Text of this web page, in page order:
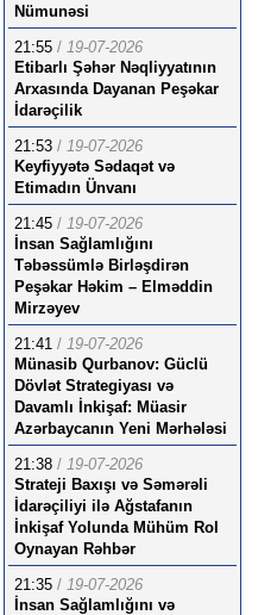
Nümunəsi
21:55 / 19-07-2026
Etibarlı Şəhər Nəqliyyatının
Arxasında Dayanan Peşəkar
İdarəçilik
21:53 / 19-07-2026
Keyfiyyətə Sədaqət və
Etimadın Ünvanı
21:45 / 19-07-2026
İnsan Sağlamlığını
Təbəssümlə Birləşdirən
Peşəkar Həkim – Elməddin
Mirzəyev
21:41 / 19-07-2026
Münasib Qurbanov: Güclü
Dövlət Strategiyası və
Davamlı İnkişaf: Müasir
Azərbaycanın Yeni Mərhələsi
21:38 / 19-07-2026
Strateji Baxışı və Səmərəli
İdarəçiliyi ilə Ağstafanın
İnkişaf Yolunda Mühüm Rol
Oynayan Rəhbər
21:35 / 19-07-2026
İnsan Sağlamlığını və